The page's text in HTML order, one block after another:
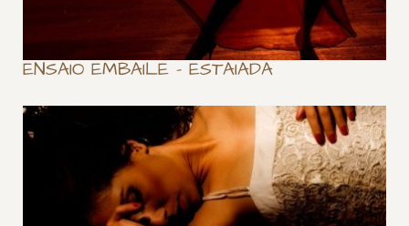
ENSAIO EMBAILE – ESTAIADA